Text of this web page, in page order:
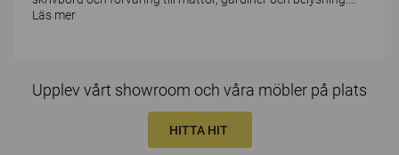
Läs mer
Upplev vårt showroom och våra möbler på plats
HITTA HIT